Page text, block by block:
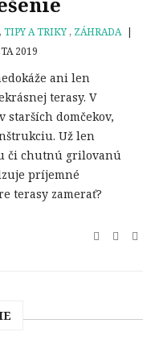
TIPY A TRIKY, ZÁHRADA |
2019
ani len
terasy. V
starších domčekov,
Už len
či chutnú grilovanú
príjemné
terasy zamerať?